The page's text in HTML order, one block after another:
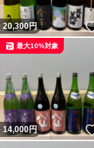
20,300円
14,000円
最大10%対象